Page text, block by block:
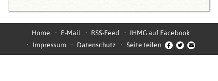
Home E-Mail RSS-Feed
IHMG auf Facebook
Impressum
Datenschutz Seite teilen